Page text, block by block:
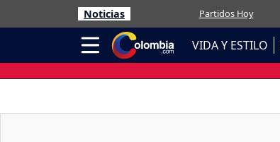
Noticias Partidos Hoy
VIDA Y ESTILO